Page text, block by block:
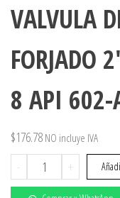
VALVULA
FORJADO
8 API 602-
$176.78 NO incluye IVA
-
VALVULA
DE
+